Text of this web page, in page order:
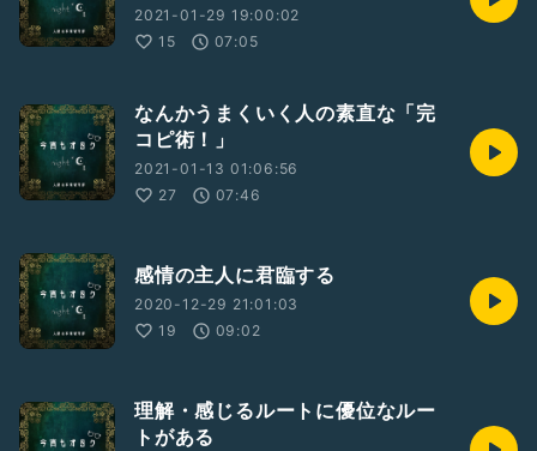
2021-01-29 19:00:02
15
07:05
なんかうまくいく人の素直な「完
コピ術！」
2021-01-13 01:06:56
27
07:46
感情の主人に君臨する
2020-12-29 21:01:03
19
09:02
理解・感じるルートに優位なルー
トがある